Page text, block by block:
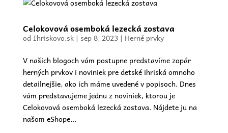
Celokovová osemboká lezecká zostava
od Ihriskovo.sk| sep 8, 2023| Herné prvky
V našich blogoch vám postupne predstavíme zopár
herných prvkov i noviniek pre detské ihriská omnoho
detailnejšie, ako ich máme uvedené v popisoch. Dnes
vám predstavujeme jednu z noviniek, ktorou je
Celokovová osemboká lezecká zostava. Nájdete ju na
našom eShope...